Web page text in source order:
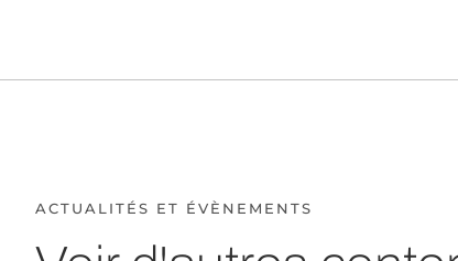
ACTUALITÉS ET ÉVÈNEMENTS